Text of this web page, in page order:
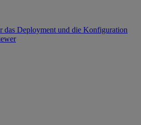
das Deployment und die Konfiguration